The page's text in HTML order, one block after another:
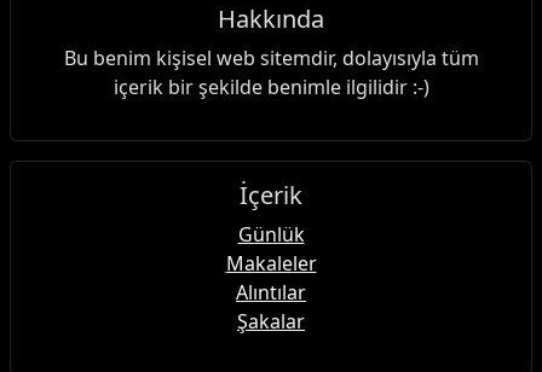
Hakkında
Bu benim kişisel web sitemdir, dolayısıyla tüm
içerik bir şekilde benimle ilgilidir :-)
İçerik
Günlük
Makaleler
Alıntılar
Şakalar